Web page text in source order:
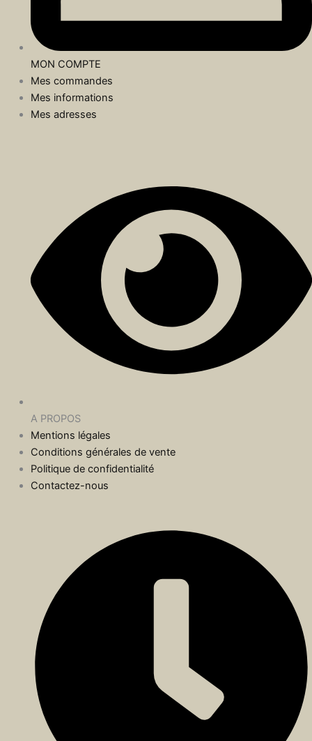
MON COMPTE
Mes commandes
Mes informations
Mes adresses
A PROPOS
Mentions légales
Conditions générales de vente
Politique de confidentialité
Contactez-nous